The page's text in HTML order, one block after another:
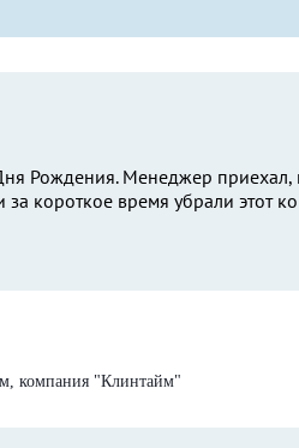
Рождения. Менеджер приехал,
короткое время убрали этот
компания "Клинтайм"